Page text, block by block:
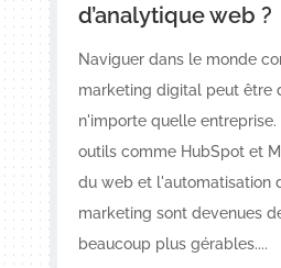
d’analytique web ?
Naviguer dans le monde
marketing digital peut être
n'importe quelle
outils comme HubSpot et
du web et l'automatisation
marketing sont devenues
beaucoup plus gérables....